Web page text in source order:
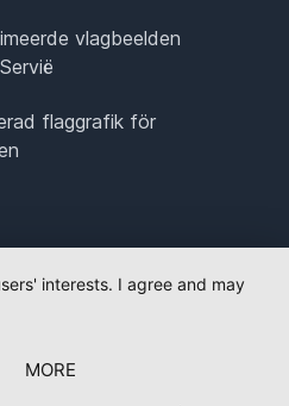
vlagbeelden
flaggrafik för
interests. I agree and may
MORE